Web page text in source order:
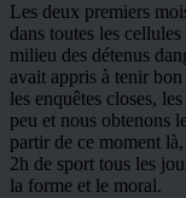
Les deux premiers
dans toutes les
milieu des détenus
avait appris à tenir
les enquêtes closes,
peu et nous obtenons
partir de ce moment
2h de sport tous les
la forme et le moral.